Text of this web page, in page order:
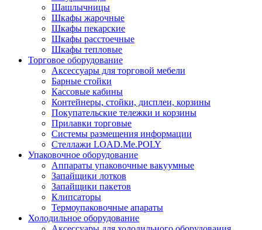
Шашлычницы
Шкафы жарочные
Шкафы пекарские
Шкафы расстоечные
Шкафы тепловые
Торговое оборудование
Аксессуары для торговой мебели
Барные стойки
Кассовые кабины
Контейнеры, стойки, дисплеи, корзины
Покупательские тележки и корзины
Прилавки торговые
Системы размещения информации
Стеллажи LOAD.Me.POLY
Упаковочное оборудование
Аппараты упаковочные вакуумные
Запайщики лотков
Запайщики пакетов
Клипсаторы
Термоупаковочные апараты
Холодильное оборудование